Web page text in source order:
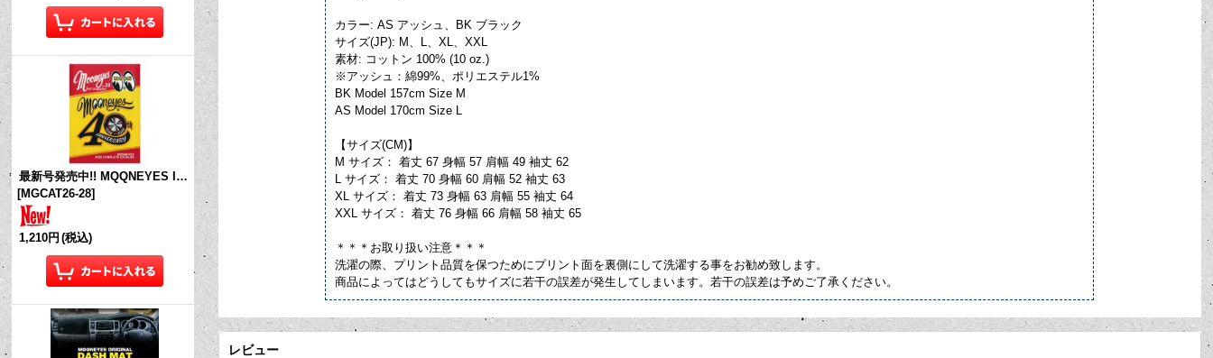
最新号発売中!! MQQNEYES International Magazine No.28 2026
[MGCAT26-28]
1,210円 (税込)
カラー: AS アッシュ、BK ブラック
サイズ(JP): M、L、XL、XXL
素材: コットン 100% (10 oz.)
※アッシュ：綿99%、ポリエステル1%
BK Model 157cm Size M
AS Model 170cm Size L
【サイズ(CM)】
M サイズ： 着丈 67 身幅 57 肩幅 49 袖丈 62
L サイズ： 着丈 70 身幅 60 肩幅 52 袖丈 63
XL サイズ： 着丈 73 身幅 63 肩幅 55 袖丈 64
XXL サイズ： 着丈 76 身幅 66 肩幅 58 袖丈 65
＊＊＊お取り扱い注意＊＊＊
洗濯の際、プリント品質を保つためにプリント面を裏側にして洗濯する事をお勧め致します。
商品によってはどうしてもサイズに若干の誤差が発生してしまいます。若干の誤差は予めご了承ください。
レビュー